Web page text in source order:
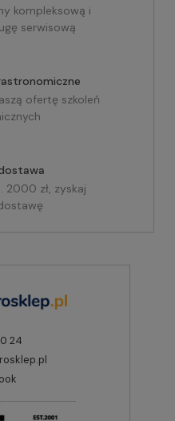
kompleksową i
serwisową
ofertę szkoleń
2000 zł, zyskaj
24